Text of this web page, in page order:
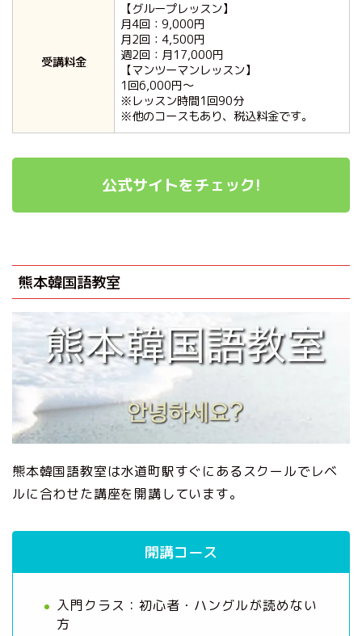
受講料金
【グループレッスン】
月4回：9,000円
月2回：4,500円
週2回：月17,000円
【マンツーマンレッスン】
1回6,000円〜
※レッスン時間1回90分
※他のコースもあり、税込料金です。
公式サイトをチェック!
熊本韓国語教室
熊本韓国語教室は水道町駅すぐにあるスクールでレベ
ルに合わせた講座を開講しています。
開講コース
入門クラス：初心者・ハングルが読めない
方